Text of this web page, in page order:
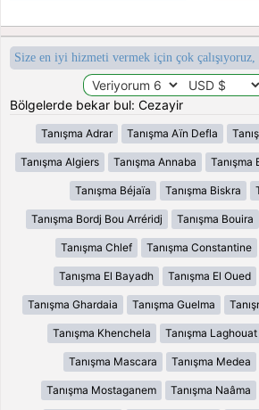
Size en iyi hizmeti vermek için çok
Bölgelerde bekar bul: Cezayir
Tanışma Adrar Tanışma Aïn Defla
Tanışma Algiers Tanışma Annaba Tanışma
Tanışma Béjaïa Tanışma Biskra
Tanışma Bordj Bou Arréridj Tanışma Bouira
Tanışma Chlef Tanışma Constantine
Tanışma El Bayadh Tanışma El Oued
Tanışma Ghardaia Tanışma Guelma
Tanışma Khenchela Tanışma Laghouat
Tanışma Mascara Tanışma Medea
Tanışma Mostaganem Tanışma Naâma